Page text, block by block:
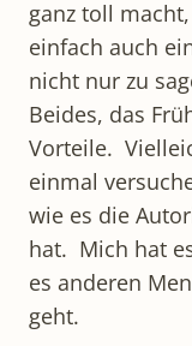
ganz toll
einfach auch
nicht nur zu
Beides, das
Vorteile.
einmal
wie es die
hat. Mich hat
es anderen
geht.